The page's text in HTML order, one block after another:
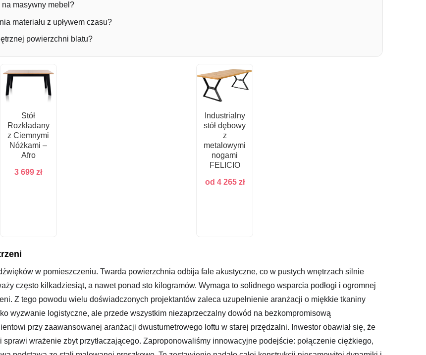
masywny mebel?
materiału z upływem czasu?
powierzchni blatu?
Stół
Rozkładany
z Ciemnymi
Nóżkami –
Afro
3 699zł
Industrialny
stół dębowy
z
metalowymi
nogami
FELICIO
od 4 265 zł
w pomieszczeniu. Twarda powierzchnia odbija fale akustyczne, co w pustych wnętrzach silnie
często kilkadziesiąt, a nawet ponad sto kilogramów. Wymaga to solidnego wsparcia podłogi i ogromnej
Z tego powodu wielu doświadczonych projektantów zaleca uzupełnienie aranżacji o miękkie tkaniny
wyzwanie logistyczne, ale przede wszystkim niezaprzeczalny dowód na bezkompromisową
przy zaawansowanej aranżacji dwustumetrowego loftu w starej przędzalni. Inwestor obawiał się, że
wrażenie zbyt przytłaczającego. Zaproponowaliśmy innowacyjne podejście: połączenie ciężkiego,